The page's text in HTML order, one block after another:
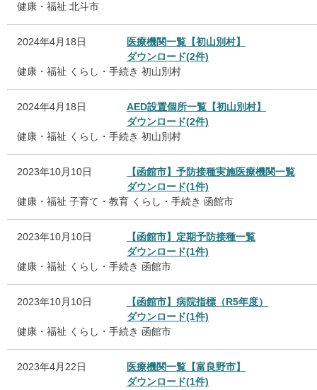
健康・福祉 北斗市
2024年4月18日
医療機関一覧【初山別村】
ダウンロード(2件)
健康・福祉 くらし・手続き 初山別村
2024年4月18日
AED設置個所一覧【初山別村】
ダウンロード(2件)
健康・福祉 くらし・手続き 初山別村
2023年10月10日
【函館市】予防接種実施医療機関一覧
ダウンロード(1件)
健康・福祉 子育て・教育 くらし・手続き 函館市
2023年10月10日
【函館市】定期予防接種一覧
ダウンロード(1件)
健康・福祉 くらし・手続き 函館市
2023年10月10日
【函館市】病院指標（R5年度）
ダウンロード(1件)
健康・福祉 くらし・手続き 函館市
2023年4月22日
医療機関一覧【富良野市】
ダウンロード(1件)